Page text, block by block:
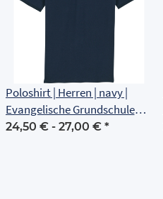
Poloshirt | Herren | navy |
Evangelische Grundschule
Erfurt
24,50 € - 27,00 € *